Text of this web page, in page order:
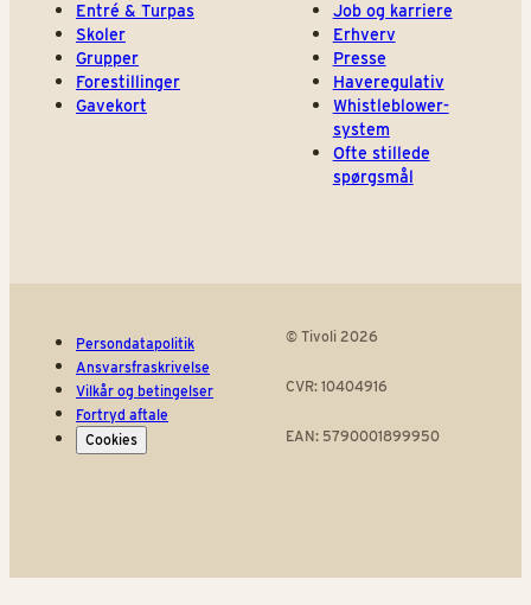
Entré & Turpas
Skoler
Grupper
Forestillinger
Gavekort
Job og karriere
Erhverv
Presse
Haveregulativ
Whistleblower-
system
Ofte stillede
spørgsmål
Persondatapolitik
Ansvarsfraskrivelse
Vilkår og betingelser
Fortryd aftale
Cookies
© Tivoli 2026
CVR: 10404916
EAN: 5790001899950